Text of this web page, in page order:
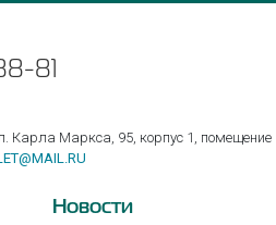
81
Карла Маркса, 95, корпус 1, помещение
Новости